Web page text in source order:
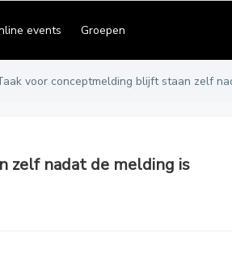
events Groepen
voor conceptmelding blijft staan zelf
zelf nadat de melding is